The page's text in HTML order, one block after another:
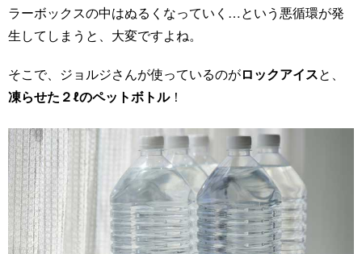
ラーボックスの中はぬるくなっていく…という悪循環が発
生してしまうと、大変ですよね。
そこで、ジョルジさんが使っているのがロックアイスと、
凍らせた２ℓのペットボトル！